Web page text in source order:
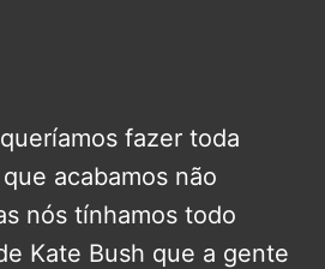
fazer toda
acabamos não
nós tínhamos todo
Kate Bush que a gente